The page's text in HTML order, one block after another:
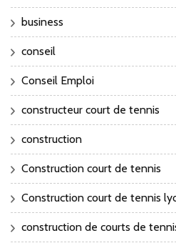
business
conseil
Conseil Emploi
constructeur court de tennis
construction
Construction court de tennis
Construction court de tennis
construction de courts de